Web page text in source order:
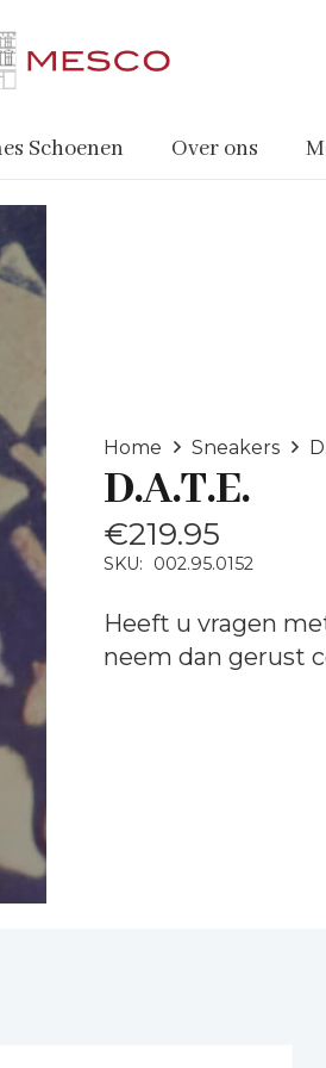
Schoenen Over ons
Home Sneakers
D.A.T.E.
€219.95
SKU: 002.95.0152
Heeft u vragen
neem dan gerust